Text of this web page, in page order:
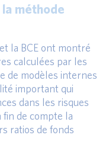
méthode
la BCE ont montré
calculées par les
de modèles internes
important qui
dans les risques
fin de compte la
ratios de fonds